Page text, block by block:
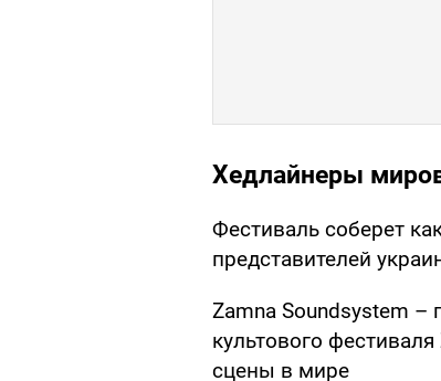
Хедлайнеры
Фестиваль соберет
представителей
Zamna Soundsystem –
культового
сцены в мире